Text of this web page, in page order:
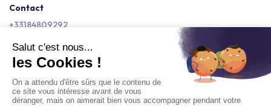
Contact
+33184809292
Copyright © 2026 Kactus Tous droits réservés
Conditions générales d'utilisation Mentions légales